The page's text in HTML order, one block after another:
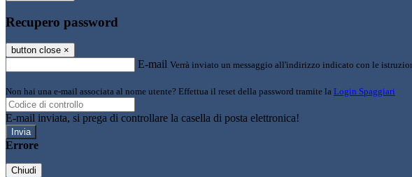
Recupero password
button close ×
E-mail Verrà inviato un messaggio all'indirizzo indicato con le
Non hai una e-mail associata al nome utente? Effettua il reset della password tramite la Login Spaggiari
E-mail inviata, si prega di controllare la casella di posta elettronica!
Errore
Chiudi